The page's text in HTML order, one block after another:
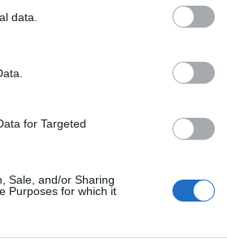
data.
for Targeted
Sale, and/or Sharing
Purposes for which it
brûlée sans
alcalin et légèrement
agit en profondeur pour
qui décolle les taches brûlées